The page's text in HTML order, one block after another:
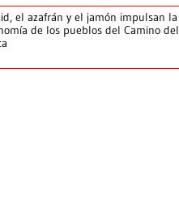
el azafrán y el jamón impulsan la
de los pueblos del Camino del